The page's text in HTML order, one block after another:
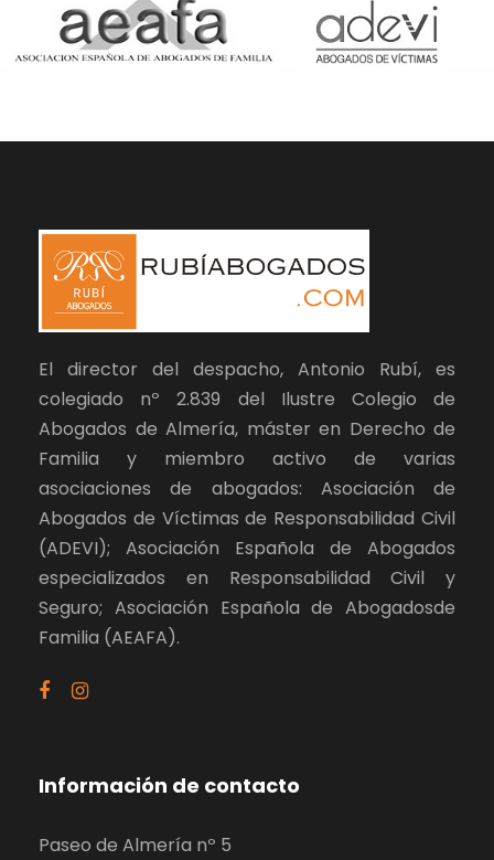
El director del despacho, Antonio Rubí, es
colegiado nº 2.839 del Ilustre Colegio de
Abogados de Almería, máster en Derecho de
Familia y miembro activo de varias
asociaciones de abogados: Asociación de
Abogados de Víctimas de Responsabilidad Civil
(ADEVI); Asociación Española de Abogados
especializados en Responsabilidad Civil y
Seguro; Asociación Española de Abogadosde
Familia (AEAFA).
Información de contacto
Paseo de Almería nº 5